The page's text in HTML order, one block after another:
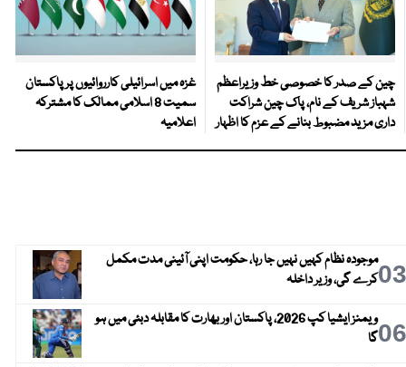
چین کے صدر کا خصوصی خط وزیراعظم
شہباز شریف کے نام، پاک چین شراکت
داری مزید مضبوط بنانے کے عزم کا اظہار
غزہ میں اسرائیلی کارروائیوں پر پاکستان
سمیت 8 اسلامی ممالک کا مشترکہ
اعلامیہ
03موجودہ نظام کہیں نہیں جا رہا، حکومت اپنی آئینی مدت مکمل
کرے گی، وزیر داخلہ
06
ویمنز ایشیا کپ 2026، پاکستان اور بھارت کا مقابلہ دبئی میں ہو
گا